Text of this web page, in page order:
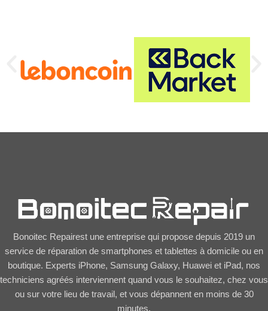
Bonoitec Repairest une entreprise qui propose depuis 2019 un
service de réparation de smartphones et tablettes à domicile ou en
boutique. Experts iPhone, Samsung Galaxy, Huawei et iPad, nos
techniciens agréés interviennent quand vous le souhaitez, chez vous
ou sur votre lieu de travail, et vous dépannent en moins de 30
minutes.